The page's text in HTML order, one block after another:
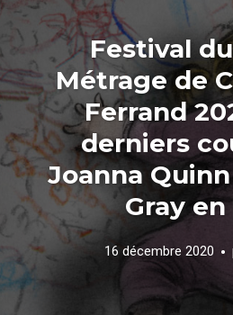
Festival
Métrage de
Ferrand
derniers
Joanna
Gray
16 décembre 2020